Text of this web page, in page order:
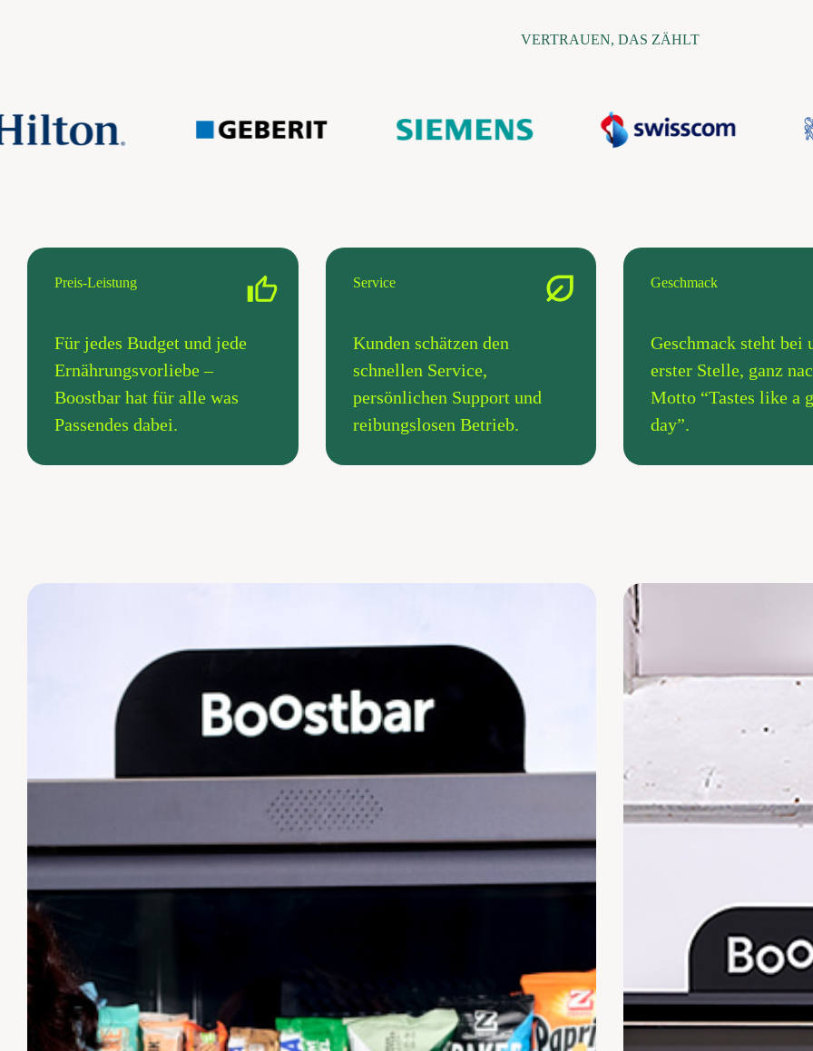
VERTRAUEN, DAS ZÄHLT
Preis-Leistung
Für jedes Budget und jede
Ernährungsvorliebe –
Boostbar hat für alle was
Passendes dabei.
Service
Kunden schätzen den
schnellen Service,
persönlichen Support und
reibungslosen Betrieb.
Geschmack
Geschmack steht bei
erster Stelle, ganz
Motto “Tastes like a
day”.